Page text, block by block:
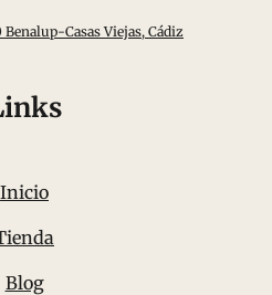
Benalup-Casas Viejas, Cádiz
Inicio
Blog